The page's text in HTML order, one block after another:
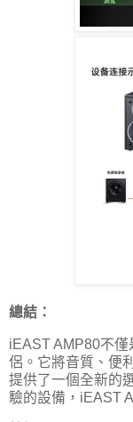
總結：
iEAST AMP80不
侶。它將音質、便
提供了一個全新的
驗的設備，iEAST